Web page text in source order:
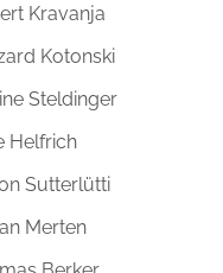
Kravanja
Kotonski
Steldinger
Helfrich
Sutterlütti
Merten